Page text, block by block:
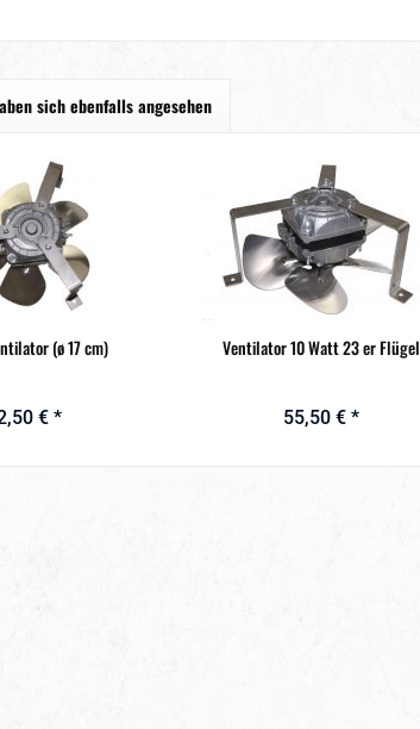
sich ebenfalls angesehen
(ø 17 cm)
€ *
Ventilator 10 Watt 23 er Flügel
55,50 € *